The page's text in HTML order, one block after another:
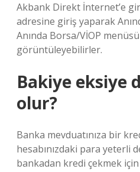
Akbank Direkt İnternet’e
adresine giriş yaparak
Anında Borsa/VİOP
görüntüleyebilirler.
Bakiye eksiye
olur?
Banka mevduatınıza bir
hesabınızdaki para yeterli
bankadan kredi çekmek